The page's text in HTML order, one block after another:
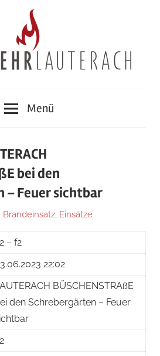
Menü
bei den
– Feuer sichtbar
Brandeinsatz, Einsätze
– f2
22:02
BÜSCHENSTRAßE
den Schrebergärten – Feuer